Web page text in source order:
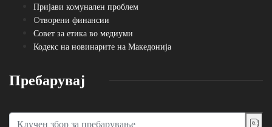
Пријави комунален проблем
Oтворени финансии
Совет за етика во медиуми
Кодекс на новинарите на Македонија
Пребарувај